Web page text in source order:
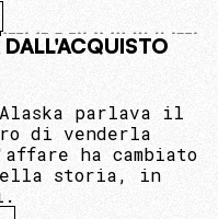
parlava il
di venderla
ha cambiato
storia, in